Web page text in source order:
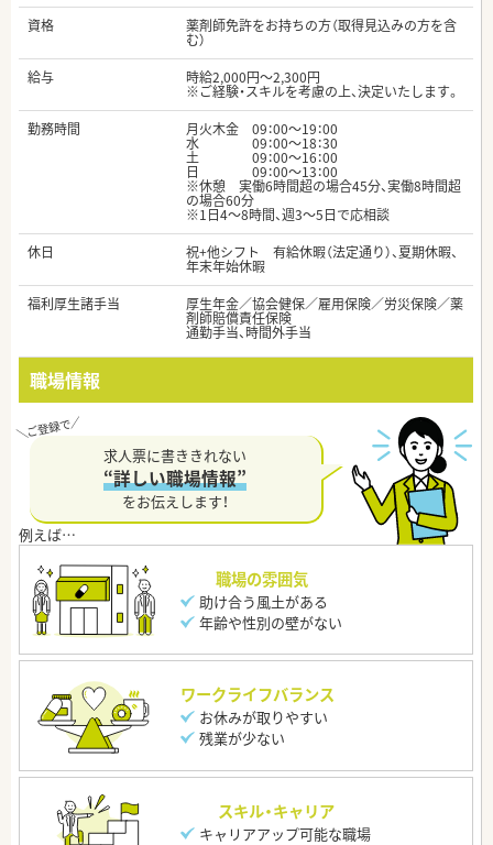
資格
薬剤師免許をお持ちの方（取得見込みの方を含
む）
給与
時給2,000円～2,300円
※ご経験・スキルを考慮の上、決定いたします。
勤務時間
月火木金 09：00～19：00
水 09：00～18：30
土 09：00～16：00
日 09：00～13：00
※休憩 実働6時間超の場合45分、実働8時間超
の場合60分
※1日4～8時間、週3～5日で応相談
休日
祝+他シフト 有給休暇（法定通り）、夏期休暇、
年末年始休暇
福利厚生諸手当
厚生年金／協会健保／雇用保険／労災保険／薬
剤師賠償責任保険
通勤手当、時間外手当
職場情報
求人票に書ききれない
“詳しい職場情報”
をお伝えします！
職場の雰囲気
助け合う風土がある
年齢や性別の壁がない
ワークライフバランス
お休みが取りやすい
残業が少ない
スキル・キャリア
キャリアアップ可能な職場